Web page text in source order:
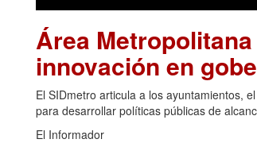
Área
innovación en
El SIDmetro articula a los ayuntamientos,
para desarrollar políticas públicas de
El Informador